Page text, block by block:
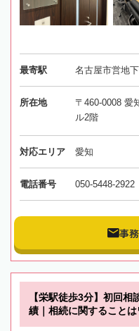
最寄駅 名古屋市営地
所在地
〒460-0008 愛
ル2階
対応エリア 愛知
電話番号 050-5448-2922
事
【栄駅徒歩3分】初回
績｜相続に関すること